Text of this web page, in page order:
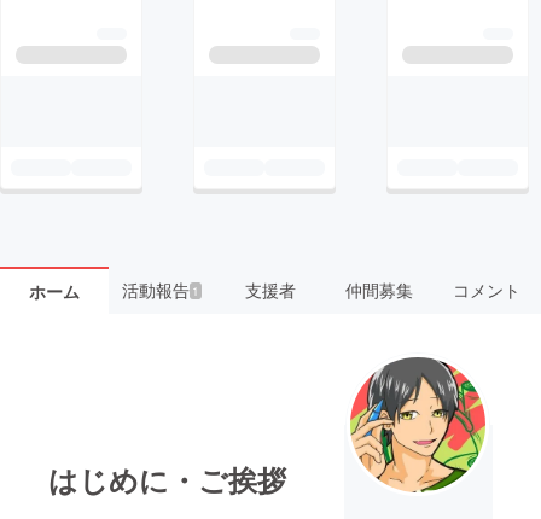
ホーム 活動報告1 支援者 仲間募集 コメント
はじめに・ご挨拶